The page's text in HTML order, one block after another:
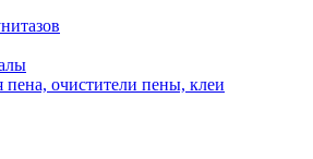
очистители пены, клеи